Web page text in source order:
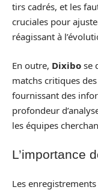
tirs cadrés, et les
cruciales pour
réagissant à
En outre, Dixibo se
matchs critiques
fournissant des
profondeur
les équipes
L’importance
Les